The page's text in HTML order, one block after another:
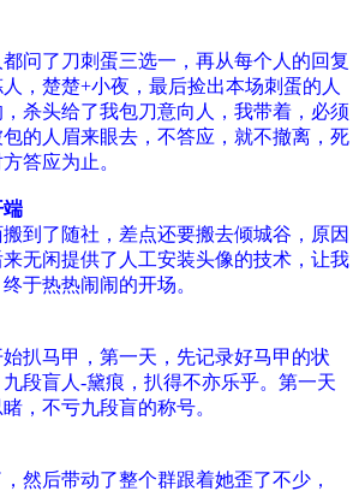
问了刀刺蛋三选一，再从每个人的回复
，楚楚+小夜，最后捡出本场刺蛋的人
杀头给了我包刀意向人，我带着，必须
的人眉来眼去，不答应，就不撤离，死
答应为止。
端
到了随社，差点还要搬去倾城谷，原因
无闲提供了人工安装头像的技术，让我
于热热闹闹的开场。
扒马甲，第一天，先记录好马甲的状
段盲人-黛痕，扒得不亦乐乎。第一天
，不亏九段盲的称号。
然后带动了整个群跟着她歪了不少，